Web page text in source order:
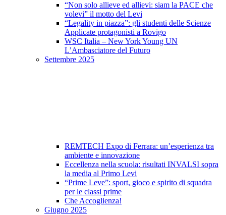
“Non solo allieve ed allievi: siam la PACE che
volevi” il motto del Levi
“Legality in piazza”: gli studenti delle Scienze
Applicate protagonisti a Rovigo
WSC Italia – New York Young UN
L’Ambasciatore del Futuro
Settembre 2025
REMTECH Expo di Ferrara: un’esperienza tra
ambiente e innovazione
Eccellenza nella scuola: risultati INVALSI sopra
la media al Primo Levi
“Prime Leve”: sport, gioco e spirito di squadra
per le classi prime
Che Accoglienza!
Giugno 2025